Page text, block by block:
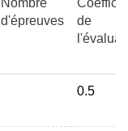
d'épreuves
de
0.5